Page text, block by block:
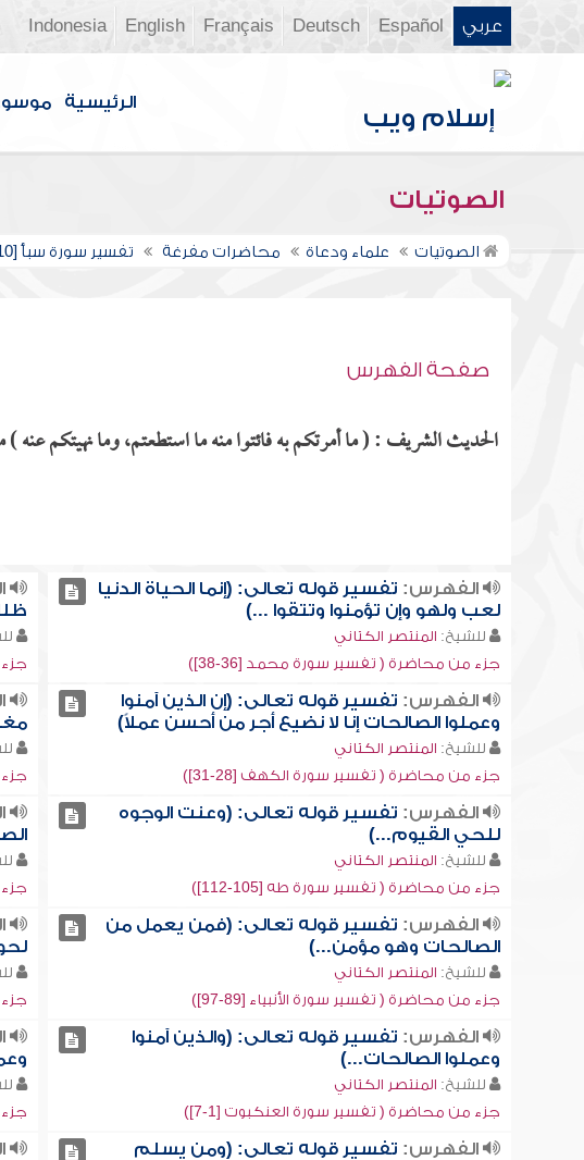
عربي Español
Deutsch
Français
English
Indonesia
الرئيسية
الصوتيات
الصوتيات علماء ودعاة محاضرات مفرغة تفسير سورة سبأ [10-13]
صفحة الفهرس
الحديث الشريف : ( ما أمرتكم به فائتوا منه ما استطعتم، وما نهيتكم عنه )
الفهرس: تفسير قوله تعالى: (إنما الحياة الدنيا
لعب ولهو وإن تؤمنوا وتتقوا ...)
للشيخ: المنتصر الكتاني
جزء من محاضرة ( تفسير سورة محمد [36-38])
جزء
الفهرس: تفسير قوله تعالى: (إن الذين آمنوا
وعملوا الصالحات إنا لا نضيع أجر من أحسن عملاً)
للشيخ: المنتصر الكتاني
جزء من محاضرة ( تفسير سورة الكهف [28-31])
جزء
الفهرس: تفسير قوله تعالى: (وعنت الوجوه
للحي القيوم...)
للشيخ: المنتصر الكتاني
جزء من محاضرة ( تفسير سورة طه [105-112])
جزء
الفهرس: تفسير قوله تعالى: (فمن يعمل من
الصالحات وهو مؤمن...)
للشيخ: المنتصر الكتاني
جزء من محاضرة ( تفسير سورة الأنبياء [89-97])
جزء
الفهرس: تفسير قوله تعالى: (والذين آمنوا
وعملوا الصالحات...)
للشيخ: المنتصر الكتاني
جزء من محاضرة ( تفسير سورة العنكبوت [1-7])
جزء
الفهرس: تفسير قوله تعالى: (ومن يسلم